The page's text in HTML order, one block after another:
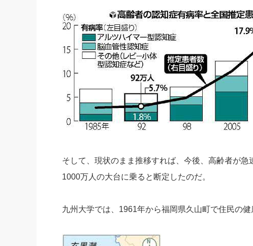
そして、現状のまま推移すれば、今後、高齢者が急
1000万人の大台に乗ると断定したのだ。
九州大学では、1961年から福岡県久山町で住民の健